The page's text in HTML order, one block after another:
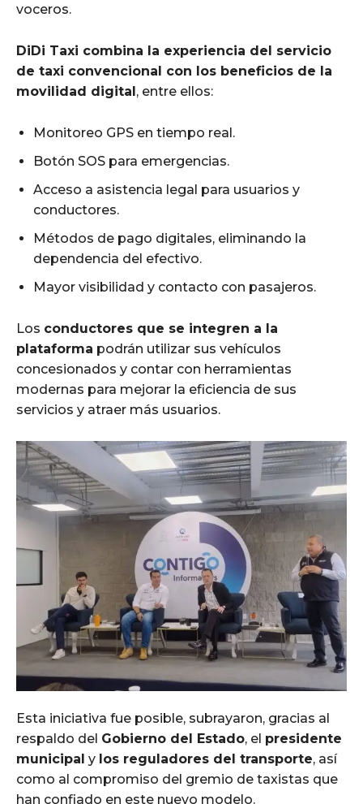
voceros.
DiDi Taxi combina la experiencia del servicio
de taxi convencional con los beneficios de la
movilidad digital , entre ellos:
Monitoreo GPS en tiempo real.
Botón SOS para emergencias.
Acceso a asistencia legal para usuarios y
conductores.
Métodos de pago digitales, eliminando la
dependencia del efectivo.
Mayor visibilidad y contacto con pasajeros.
Los conductores que se integren a la
plataforma podrán utilizar sus vehículos
concesionados y contar con herramientas
modernas para mejorar la eficiencia de sus
servicios y atraer más usuarios.
Esta iniciativa fue posible, subrayaron, gracias al
respaldo del Gobierno del Estado, el presidente
municipal y los reguladores del transporte, así
como al compromiso del gremio de taxistas que
han confiado en este nuevo modelo.